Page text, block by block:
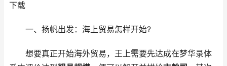
下载
一、扬帆出发：海上贸易怎样开始?
想要真正开始海外贸易，王上需要先达成在梦华录体